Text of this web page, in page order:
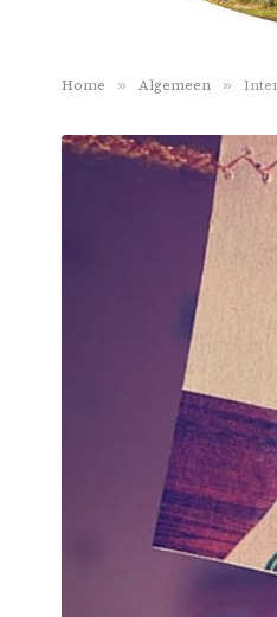
Home » Algemeen »